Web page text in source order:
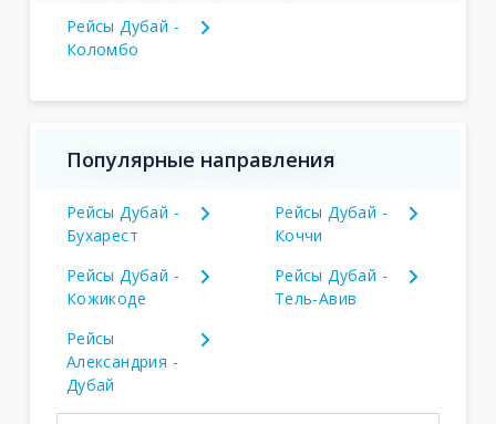
Рейсы Дубай -
Коломбо
Популярные направления
Рейсы Дубай -
Бухарест
Рейсы Дубай -
Коччи
Рейсы Дубай -
Кожикоде
Рейсы Дубай -
Тель-Авив
Рейсы
Александрия -
Дубай